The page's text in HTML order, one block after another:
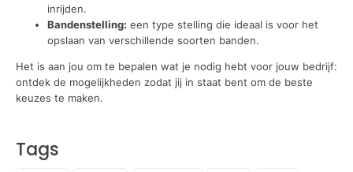
inrijden.
Bandenstelling: een type stelling die ideaal is voor het
opslaan van verschillende soorten banden.
Het is aan jou om te bepalen wat je nodig hebt voor jouw bedrijf:
ontdek de mogelijkheden zodat jij in staat bent om de beste
keuzes te maken.
Tags